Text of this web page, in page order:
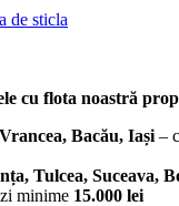
de sticla
cu flota noastră
Bacău, Iași –
Tulcea, Suceava,
minime 15.000 lei